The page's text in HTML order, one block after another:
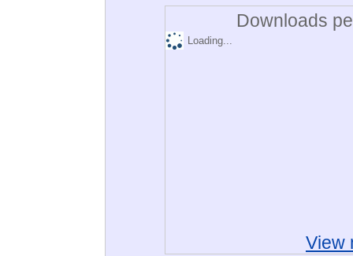
Downloads
Loading...
View